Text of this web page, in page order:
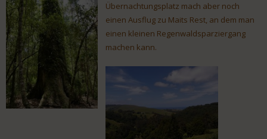
Übernachtungsplatz mach aber noch
einen Ausflug zu Maits Rest, an dem man
einen kleinen Regenwaldsparziergang
machen kann.